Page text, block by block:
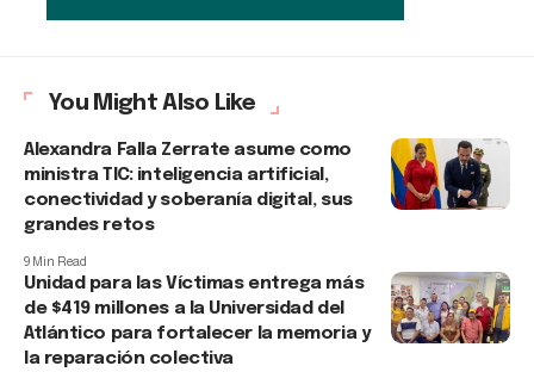
You Might Also Like
Alexandra Falla Zerrate asume como
ministra TIC: inteligencia artificial,
conectividad y soberanía digital, sus
grandes retos
9 Min Read
Unidad para las Víctimas entrega más
de $419 millones a la Universidad del
Atlántico para fortalecer la memoria y
la reparación colectiva